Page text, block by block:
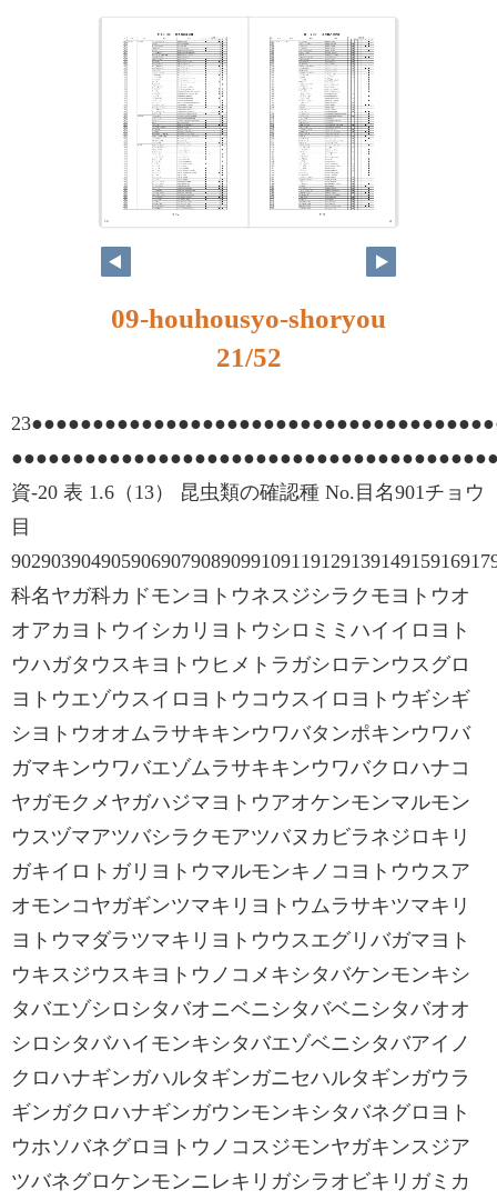
20 21
09-houhousyo-shoryou
21/52
資-20 表 1.6（13） 昆虫類の確認種 No.目名901チョウ
目
科名ヤガ科カドモンヨトウネスジシラクモヨトウオ
オアカヨトウイシカリヨトウシロミミハイイロヨト
ウハガタウスキヨトウヒメトラガシロテンウスグロ
ヨトウエゾウスイロヨトウコウスイロヨトウギシギ
シヨトウオオムラサキキンウワバタンポキンウワバ
ガマキンウワバエゾムラサキキンウワバクロハナコ
ヤガモクメヤガハジマヨトウアオケンモンマルモン
ウスヅマアツバシラクモアツバヌカビラネジロキリ
ガキイロトガリヨトウマルモンキノコヨトウウスア
オモンコヤガギンツマキリヨトウムラサキツマキリ
ヨトウマダラツマキリヨトウウスエグリバガマヨト
ウキスジウスキヨトウノコメキシタバケンモンキシ
タバエゾシロシタバオニベニシタバベニシタバオオ
シロシタバハイモンキシタバエゾベニシタバアイノ
クロハナギンガハルタギンガニセハルタギンガウラ
ギンガクロハナギンガウンモンキシタバネグロヨト
ウホソバネグロヨトウノコスジモンヤガキンスジア
ツバネグロケンモンニレキリガシラオビキリガミカ